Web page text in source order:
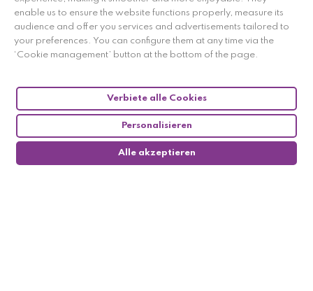
enable us to ensure the website functions properly, measure its
audience and offer you services and advertisements tailored to
your preferences. You can configure them at any time via the
‘Cookie management’ button at the bottom of the page.
Alle akzeptieren
Verbiete alle Cookies
Personalisieren